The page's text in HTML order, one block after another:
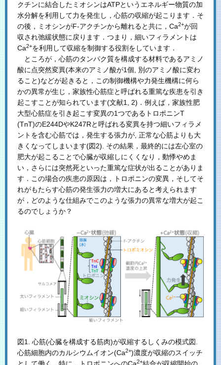
クチンに結合したミオシンはATPというエネルギー物質の加
水分解を利用して力を発生し，心筋の収縮が起こります．そ
の後，ミオシンがF-アクチンから離れると共に，Ca2+が回
収され弛緩状態に戻ります．つまり，細いフィラメントは
Ca2+を利用して収縮を制御する役割をしています．
ところが，心筋のタンパク質を構成する材料であるアミノ
酸に点突然変異(本来のアミノ酸が1個, 別のアミノ酸に変わ
ること)などが起きると，この制御機構や力発生機構に何ら
かの異常が生じ，家族性心筋症と呼ばれる重篤な疾患を引き
起こすことが知られています(文献1, 2)．例えば，家族性肥
大型心筋症を引き起こす変異の1つであるトロポニンT
(TnT)のE244DやK247Rと呼ばれる変異を持つ細いフィラメ
ントを含む心筋では，発生する張力が, 正常な心筋よりも大
きくなってしまいます(図2). その結果，最終的には左心室の
肥大が起こることで心臓が収縮しにくくなり，動悸やめま
い，さらには突然死といった重篤な症状が出ることがありま
す．この場合の疾患の原因は，トロポニンの変異，そしてそ
れがもたらす心筋の発生張力の増大にあると考えられます
が，どのような仕組みでこのような張力の異常な増大が起こ
るのでしょうか？
図1. 心筋(心臓を構成する筋肉)が収縮するしくみの模式図.
心筋細胞内のカルシウムイオン(Ca2+)濃度が収縮のスイッチ
2+